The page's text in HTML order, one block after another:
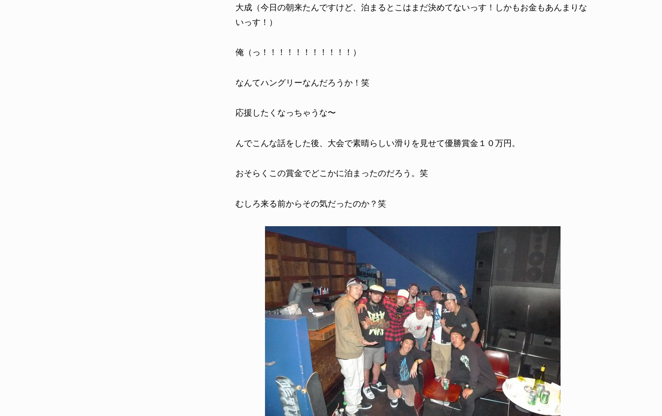
大成（今日の朝来たんですけど、泊まるとこはまだ決めてないっす！しかもお金もあんまりな
いっす！）
俺（っ！！！！！！！！！！！）
なんてハングリーなんだろうか！笑
応援したくなっちゃうな〜
んでこんな話をした後、大会で素晴らしい滑りを見せて優勝賞金１０万円。
おそらくこの賞金でどこかに泊まったのだろう。笑
むしろ来る前からその気だったのか？笑